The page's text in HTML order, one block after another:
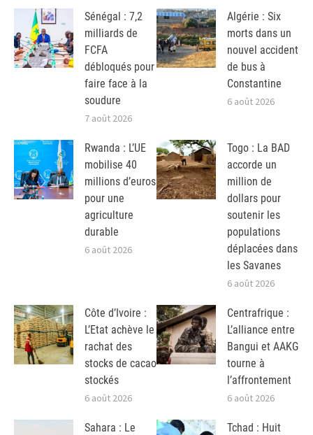
Sénégal : 7,2
milliards de
FCFA
débloqués pour
faire face à la
soudure
7 août 2026
Algérie : Six
morts dans un
nouvel accident
de bus à
Constantine
6 août 2026
Rwanda : L’UE
mobilise 40
millions d’euros
pour une
agriculture
durable
6 août 2026
Togo : La BAD
accorde un
million de
dollars pour
soutenir les
populations
déplacées dans
les Savanes
6 août 2026
Côte d’Ivoire :
L’Etat achève le
rachat des
stocks de cacao
stockés
6 août 2026
Centrafrique :
L’alliance entre
Bangui et AAKG
tourne à
l’affrontement
6 août 2026
Sahara : Le
Tchad : Huit